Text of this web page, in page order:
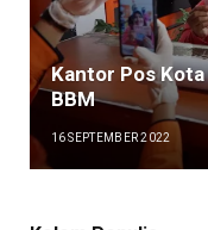
Kantor Pos
BBM
16 SEPTEMBER 2022